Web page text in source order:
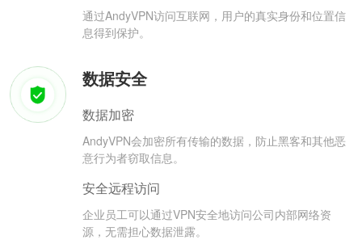
通过AndyVPN访问互联网，用户的真实身份和位置信
息得到保护。
数据安全
数据加密
AndyVPN会加密所有传输的数据，防止黑客和其他恶
意行为者窃取信息。
安全远程访问
企业员工可以通过VPN安全地访问公司内部网络资
源，无需担心数据泄露。